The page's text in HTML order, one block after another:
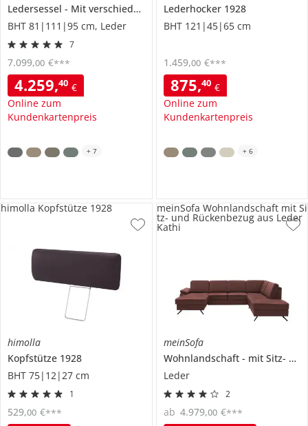
Ledersessel
Mit verschiedenen Massageprogrammen
BHT 81|111|95 cm, Leder
7
4.259,40 €
Online zum
Kundenkartenpreis
7.099,00 €***
+ 7
Lederhocker 1928
BHT 121|45|65 cm
875,40 €
Online zum
Kundenkartenpreis
1.459,00 €***
+ 6
himolla
Kopfstütze 1928
BHT 75|12|27 cm
1
529,00 €***
himolla Kopfstütze 1928
meinSofa
Wohnlandschaft
mit Sitz- und Rückenbezug aus Leder
Leder
2
ab 4.979,00 €***
meinSofa Wohnlandschaft mit Si
tz- und Rückenbezug aus Leder
Kathi